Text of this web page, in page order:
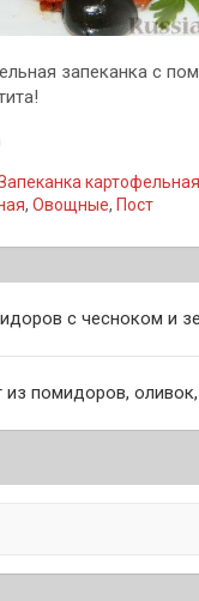
запеканка с
картофельная
, Овощные, Пост
с чесноком и
из помидоров,